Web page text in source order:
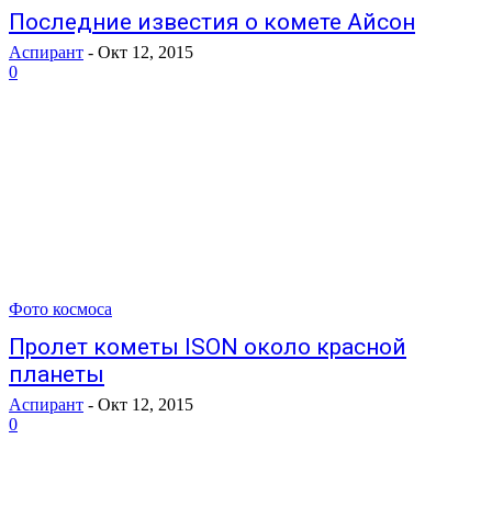
Последние известия о комете Aйсон
Аспирант - Окт 12, 2015
0
Фото космоса
Пролет кометы ISON около красной
планеты
Аспирант - Окт 12, 2015
0